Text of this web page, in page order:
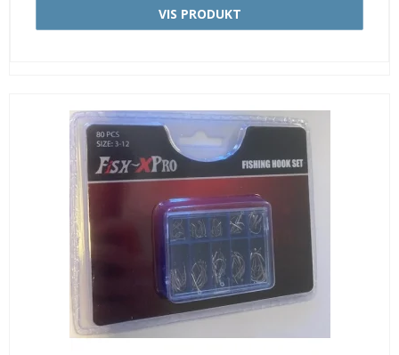
VIS PRODUKT